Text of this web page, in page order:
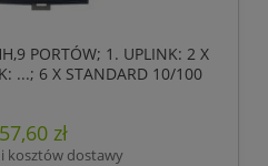
PORTÓW; 1. UPLINK: 2 X
...; 6 X STANDARD 10/100
zł
i kosztów dostawy